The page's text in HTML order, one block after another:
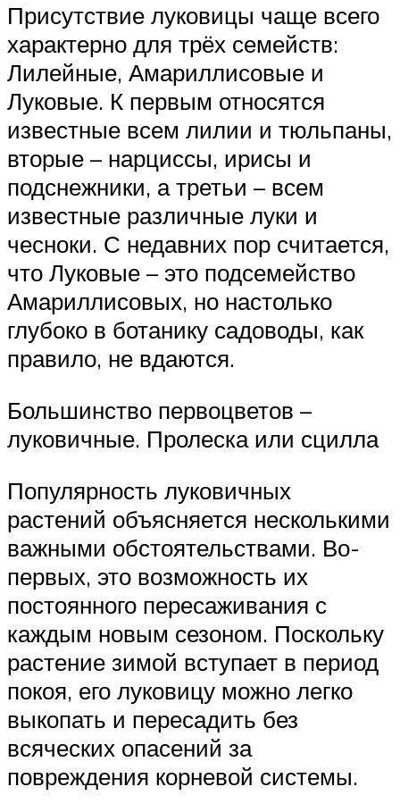
Присутствие луковицы чаще всего
характерно для трёх семейств:
Лилейные, Амариллисовые и
Луковые. К первым относятся
известные всем лилии и тюльпаны,
вторые – нарциссы, ирисы и
подснежники, а третьи – всем
известные различные луки и
чесноки. С недавних пор считается,
что Луковые – это подсемейство
Амариллисовых, но настолько
глубоко в ботанику садоводы, как
правило, не вдаются.
Большинство первоцветов –
луковичные. Пролеска или сцилла
Популярность луковичных
растений объясняется несколькими
важными обстоятельствами. Во-
первых, это возможность их
постоянного пересаживания с
каждым новым сезоном. Поскольку
растение зимой вступает в период
покоя, его луковицу можно легко
выкопать и пересадить без
всяческих опасений за
повреждения корневой системы.